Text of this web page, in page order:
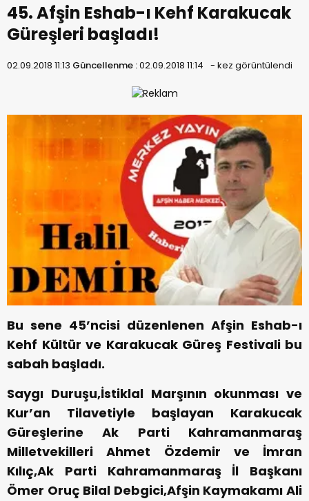
45. Afşin Eshab-ı Kehf Karakucak
Güreşleri başladı!
02.09.2018 11:13 Güncellenme :02.09.2018 11:14 - kez görüntülendi
Bu sene 45’ncisi düzenlenen Afşin Eshab-ı
Kehf Kültür ve Karakucak Güreş Festivali bu
sabah başladı.
Saygı Duruşu,İstiklal Marşının okunması ve
Kur’an Tilavetiyle başlayan Karakucak
Güreşlerine Ak Parti Kahramanmaraş
Milletvekilleri Ahmet Özdemir ve İmran
Kılıç,Ak Parti Kahramanmaraş İl Başkanı
Ömer Oruç Bilal Debgici,Afşin Kaymakamı Ali